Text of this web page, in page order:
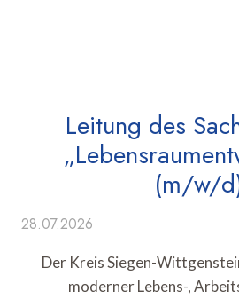
Leitung des
(m/w/
28.07.2026
Der Kreis Siegen-
moderner Lebens-,